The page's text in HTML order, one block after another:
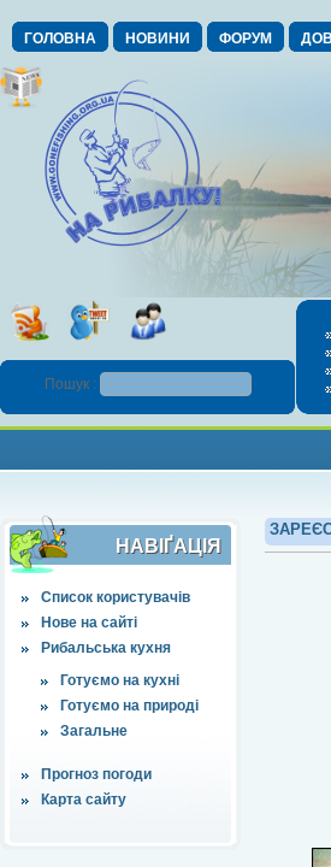
ГОЛОВНА НОВИНИ ФОРУМ
Пошук :
НАВІҐАЦІЯ
Список користувачів
Нове на сайті
Рибальська кухня
Готуємо на кухні
Готуємо на природі
Загальне
Прогноз погоди
Карта сайту